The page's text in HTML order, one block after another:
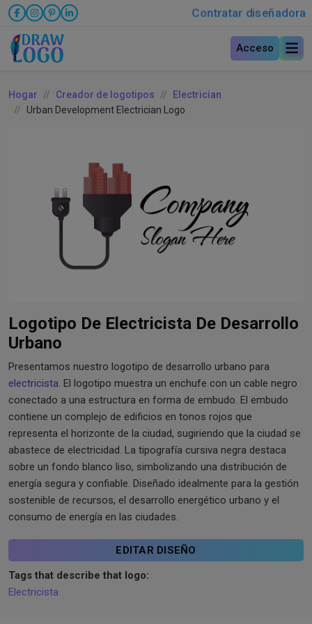
Contratar diseñadora
Acceso
Hogar Creador de logotipos
Electrician
Urban Development Electrician Logo
Logotipo De Electricista De Desarrollo
Urbano
Presentamos nuestro logotipo de desarrollo urbano para
electricista. El logotipo muestra un enchufe con un cable negro
conectado a una estructura en forma de embudo. El embudo
contiene un complejo de edificios en tonos rojos que
representa el horizonte de la ciudad, sugiriendo que la ciudad se
abastece de electricidad. La tipografía cursiva negra destaca
sobre un fondo blanco liso, simbolizando una distribución de
energía segura y confiable. Diseñado idealmente para la gestión
sostenible de recursos, el desarrollo energético urbano y el
consumo de energía en las ciudades.
EDITAR DISEÑO
Tags that describe that logo:
Electricista